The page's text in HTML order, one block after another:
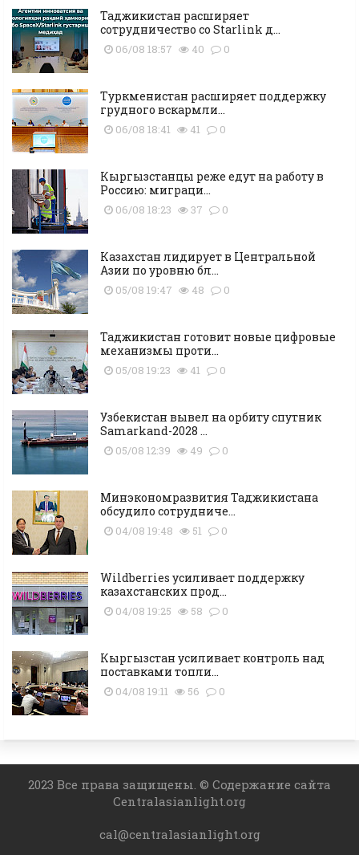
Таджикистан расширяет
сотрудничество со Starlink д...
06/08 18:57 40 0
Туркменистан расширяет поддержку
грудного вскармли...
06/08 18:41 41 0
Кыргызстанцы реже едут на работу в
Россию: миграци...
06/08 18:23 37 0
Казахстан лидирует в Центральной
Азии по уровню бл...
05/08 19:47 48 0
Таджикистан готовит новые цифровые
механизмы проти...
05/08 19:23 41 0
Узбекистан вывел на орбиту спутник
Samarkand-2028 ...
05/08 12:39 49 0
Минэкономразвития Таджикистана
обсудило сотрудниче...
04/08 19:48 51 0
Wildberries усиливает поддержку
казахстанских прод...
04/08 19:25 58 0
Кыргызстан усиливает контроль над
поставками топли...
04/08 19:11 56 0
2023 Все права защищены. © Содержание сайта
Centralasianlight.org
cal@centralasianlight.org